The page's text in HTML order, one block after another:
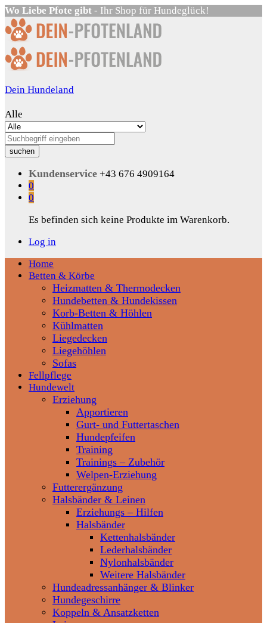
Wo Liebe Pfote gibt - Ihr Shop für Hundeglück!
Dein Hundeland
Alle
suchen
Kundenservice +43 676 4909164
0
0
Es befinden sich keine Produkte im Warenkorb.
Log in
Home
Betten & Körbe
Heizmatten & Thermodecken
Hundebetten & Hundekissen
Korb-Betten & Höhlen
Kühlmatten
Liegedecken
Liegehöhlen
Sofas
Fellpflege
Hundewelt
Erziehung
Apportieren
Gurt- und Futtertaschen
Hundepfeifen
Training
Trainings – Zubehör
Welpen-Erziehung
Futterergänzung
Halsbänder & Leinen
Erziehungs – Hilfen
Halsbänder
Kettenhalsbänder
Lederhalsbänder
Nylonhalsbänder
Weitere Halsbänder
Hundeadressanhänger & Blinker
Hundegeschirre
Koppeln & Ansatzketten